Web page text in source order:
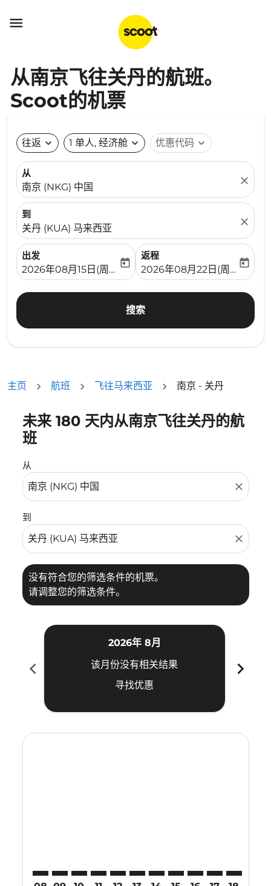

从南京飞往关丹的航班。
Scoot的机票
往返 expand_more 1 单人, 经济舱 expand_more 优惠代码 expand_more
从
南京 (NKG) 中国
close
到
关丹 (KUA) 马来西亚
close
出发
fc-booking-departure-date-aria-label
2026年08月15日(周六)
today
返程
fc-booking-return-date-
2026年08月22日(周六)
today
搜索
主页 航班 飞往马来西亚 南京 - 关丹
未来 180 天内从南京飞往关丹的航
班
从
close
到
close
没有符合您的筛选条件的机票。
请调整您的筛选条件。
没有符合您的筛选条件的机票。请调整您的筛选条件。
chevron_left
2026年 8月
该月份没有相关结果
寻找优惠
chevron_right